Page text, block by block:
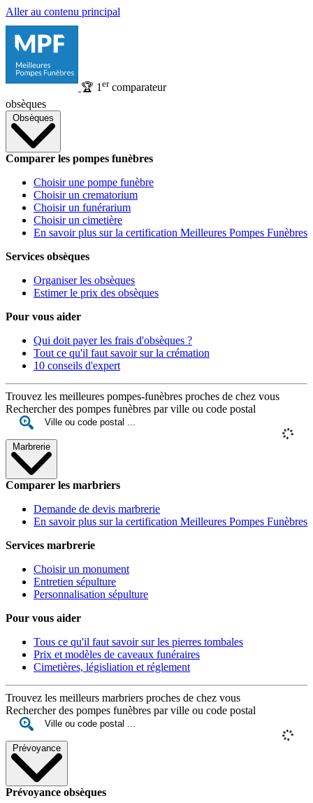
Aller au contenu principal
🏆 1 ercomparateur
obsèques
Obsèques
Comparer les pompes funèbres
Choisir une pompe funèbre
Choisir un crematorium
Choisir un funérarium
Choisir un cimetière
En savoir plus sur la certification Meilleures Pompes Funèbres
Services obsèques
Organiser les obsèques
Estimer le prix des obsèques
Pour vous aider
Qui doit payer les frais d'obsèques ?
Tout ce qu'il faut savoir sur la crémation
10 conseils d'expert
Trouvez les meilleures pompes-funèbres proches de chez vous
Rechercher des pompes funèbres par ville ou code postal
Marbrerie
Comparer les marbriers
Demande de devis marbrerie
En savoir plus sur la certification Meilleures Pompes Funèbres
Services marbrerie
Choisir un monument
Entretien sépulture
Personnalisation sépulture
Pour vous aider
Tous ce qu'il faut savoir sur les pierres tombales
Prix et modèles de caveaux funéraires
Cimetières, législiation et réglement
Trouvez les meilleurs marbriers proches de chez vous
Rechercher des pompes funèbres par ville ou code postal
Prévoyance
Prévoyance obsèques